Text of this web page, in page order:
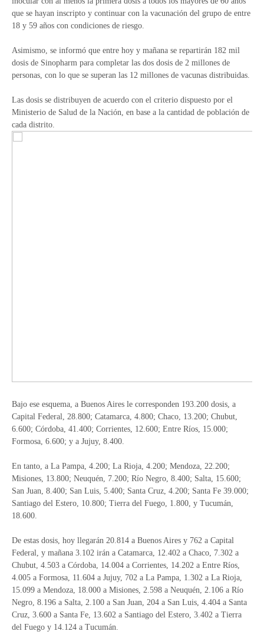
que se hayan inscripto y continuar con la vacunación del grupo de entre
18 y 59 años con condiciones de riesgo.
Asimismo, se informó que entre hoy y mañana se repartirán 182 mil
dosis de Sinopharm para completar las dos dosis de 2 millones de
personas, con lo que se superan las 12 millones de vacunas distribuidas.
Las dosis se distribuyen de acuerdo con el criterio dispuesto por el
Ministerio de Salud de la Nación, en base a la cantidad de población de
cada distrito.
Bajo ese esquema, a Buenos Aires le corresponden 193.200 dosis, a
Capital Federal, 28.800; Catamarca, 4.800; Chaco, 13.200; Chubut,
6.600; Córdoba, 41.400; Corrientes, 12.600; Entre Ríos, 15.000;
Formosa, 6.600; y a Jujuy, 8.400.
En tanto, a La Pampa, 4.200; La Rioja, 4.200; Mendoza, 22.200;
Misiones, 13.800; Neuquén, 7.200; Río Negro, 8.400; Salta, 15.600;
San Juan, 8.400; San Luis, 5.400; Santa Cruz, 4.200; Santa Fe 39.000;
Santiago del Estero, 10.800; Tierra del Fuego, 1.800, y Tucumán,
18.600.
De estas dosis, hoy llegarán 20.814 a Buenos Aires y 762 a Capital
Federal, y mañana 3.102 irán a Catamarca, 12.402 a Chaco, 7.302 a
Chubut, 4.503 a Córdoba, 14.004 a Corrientes, 14.202 a Entre Ríos,
4.005 a Formosa, 11.604 a Jujuy, 702 a La Pampa, 1.302 a La Rioja,
15.099 a Mendoza, 18.000 a Misiones, 2.598 a Neuquén, 2.106 a Río
Negro, 8.196 a Salta, 2.100 a San Juan, 204 a San Luis, 4.404 a Santa
Cruz, 3.600 a Santa Fe, 13.602 a Santiago del Estero, 3.402 a Tierra
del Fuego y 14.124 a Tucumán.